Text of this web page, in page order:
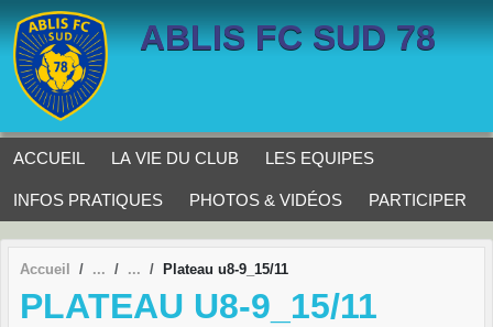
ABLIS FC SUD 78
ACCUEIL LA VIE DU CLUB LES EQUIPES
INFOS PRATIQUES PHOTOS & VIDÉOS PARTICIPER
Accueil Plateau u8-9_15/11
PLATEAU U8-9_15/11
Panneau de gestion des cookies